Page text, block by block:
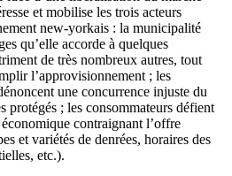
et mobilise les trois acteurs
new-yorkais : la municipalité
qu’elle accorde à quelques
de très nombreux autres, tout
l’approvisionnement ; les
une concurrence injuste du
protégés ; les consommateurs défient
contraignant l’offre
et variétés de denrées, horaires des
etc.).